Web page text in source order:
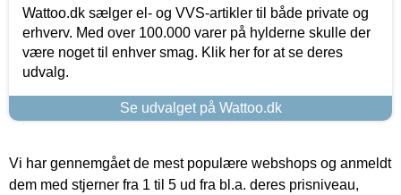
Wattoo.dk sælger el- og VVS-artikler til både private og
erhverv. Med over 100.000 varer på hylderne skulle der
være noget til enhver smag. Klik her for at se deres
udvalg.
Se udvalget på Wattoo.dk
Vi har gennemgået de mest populære webshops og anmeldt
dem med stjerner fra 1 til 5 ud fra bl.a. deres prisniveau,